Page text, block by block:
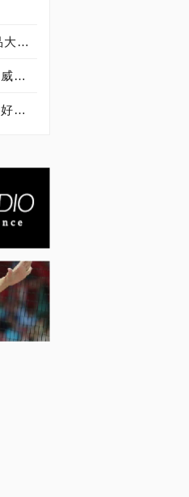
2018台北資訊月開展：3C產品大爆發！各廠商優惠齊放，展期好康活動不斷
打造勝利裝備、AMD好禮再發威，買Ryzen就送《湯姆克蘭西：全境封鎖 2》
新春採購聰明選，AMD處理器好禮放送、打造玩家專屬勝利裝備